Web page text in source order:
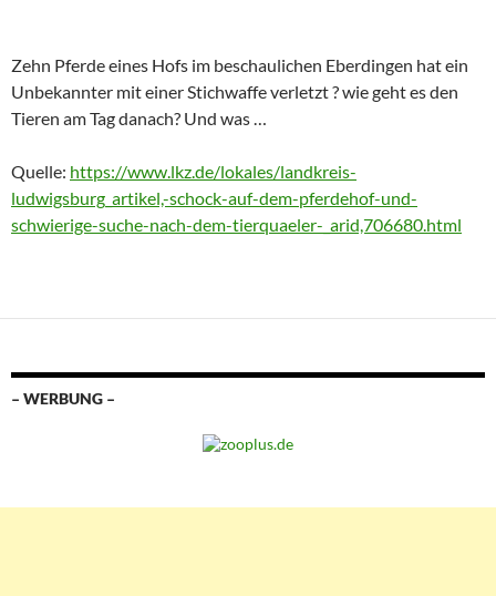
Zehn Pferde eines Hofs im beschaulichen Eberdingen hat ein
Unbekannter mit einer Stichwaffe verletzt ? wie geht es den
Tieren am Tag danach? Und was …
Quelle: https://www.lkz.de/lokales/landkreis-
ludwigsburg_artikel,-schock-auf-dem-pferdehof-und-
schwierige-suche-nach-dem-tierquaeler-_arid,706680.html
– WERBUNG –